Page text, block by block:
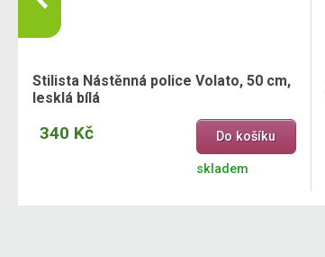
Stilista Nástěnná police Volato, 50 cm,
lesklá bílá
340 Kč Do košíku
skladem